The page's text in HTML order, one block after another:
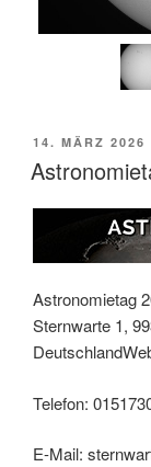
AM
14. MÄRZ 2026
Astronomietag
Sternwarte 1,
Telefon:
E-Mail: